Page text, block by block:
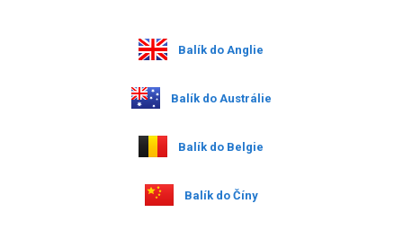
Balík do Anglie
Balík do Austrálie
Balík do Belgie
Balík do Číny